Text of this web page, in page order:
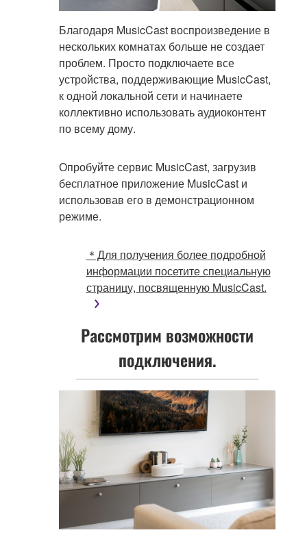
Благодаря MusicCast воспроизведение в
нескольких комнатах больше не создает
проблем. Просто подключаете все
устройства, поддерживающие MusicCast,
к одной локальной сети и начинаете
коллективно использовать аудиоконтент
по всему дому.
Опробуйте сервис MusicCast, загрузив
бесплатное приложение MusicCast и
использовав его в демонстрационном
режиме.
＊Для получения более подробной
информации посетите специальную
страницу, посвященную MusicCast.
Рассмотрим возможности
подключения.